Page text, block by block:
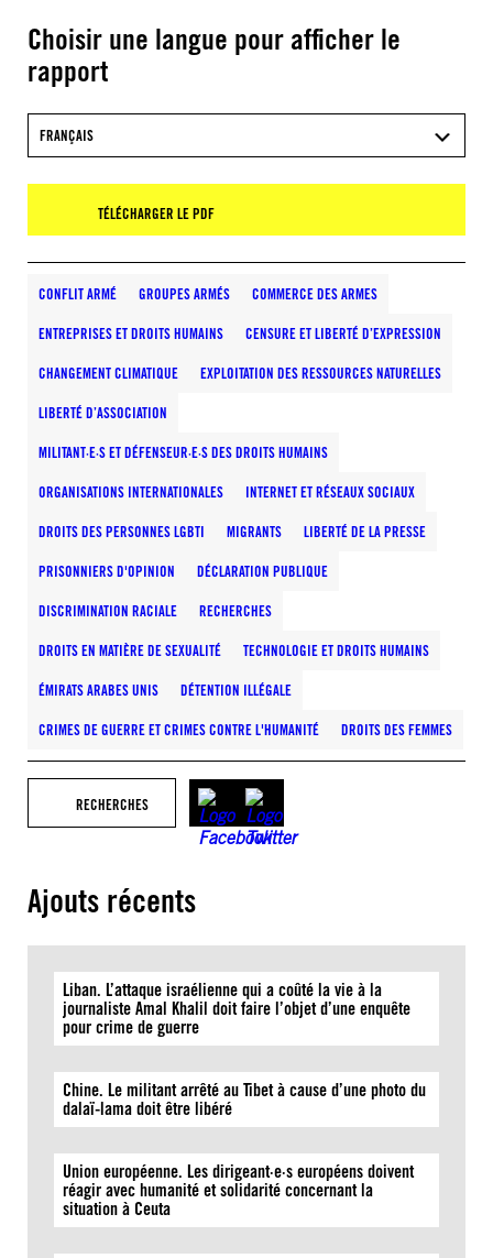
Choisir une langue pour afficher le
rapport
FRANÇAIS
TÉLÉCHARGER LE PDF
CONFLIT ARMÉ GROUPES ARMÉS COMMERCE DES ARMES
ENTREPRISES ET DROITS HUMAINS CENSURE ET LIBERTÉ D’EXPRESSION
CHANGEMENT CLIMATIQUE EXPLOITATION DES RESSOURCES NATURELLES
LIBERTÉ D’ASSOCIATION
MILITANT·E·S ET DÉFENSEUR·E·S DES DROITS HUMAINS
ORGANISATIONS INTERNATIONALES INTERNET ET RÉSEAUX SOCIAUX
DROITS DES PERSONNES LGBTI MIGRANTS LIBERTÉ DE LA PRESSE
PRISONNIERS D'OPINION DÉCLARATION PUBLIQUE
DISCRIMINATION RACIALE RECHERCHES
DROITS EN MATIÈRE DE SEXUALITÉ TECHNOLOGIE ET DROITS HUMAINS
ÉMIRATS ARABES UNIS DÉTENTION ILLÉGALE
CRIMES DE GUERRE ET CRIMES CONTRE L'HUMANITÉ DROITS DES FEMMES
RECHERCHES
Ajouts récents
Liban. L’attaque israélienne qui a coûté la vie à la
journaliste Amal Khalil doit faire l’objet d’une enquête
pour crime de guerre
Chine. Le militant arrêté au Tibet à cause d’une photo du
dalaï-lama doit être libéré
Union européenne. Les dirigeant·e·s européens doivent
réagir avec humanité et solidarité concernant la
situation à Ceuta